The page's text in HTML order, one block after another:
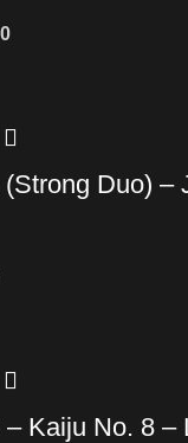
Duo) –
Kaiju No. 8 –